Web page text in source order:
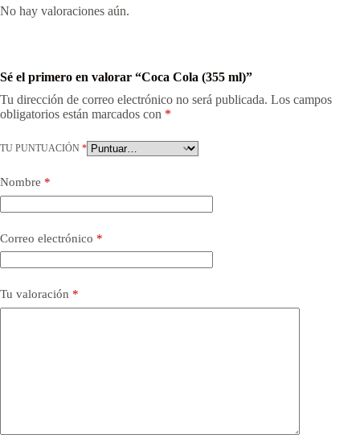
No hay valoraciones aún.
Sé el primero en valorar “Coca Cola (355 ml)”
Tu dirección de correo electrónico no será publicada. Los campos
obligatorios están marcados con *
TU PUNTUACIÓN *
Nombre *
Correo electrónico *
Tu valoración *